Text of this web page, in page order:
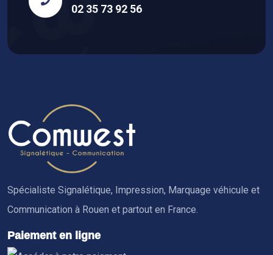
02 35 73 92 56
Spécialiste Signalétique, Impression, Marquage véhicule et
Communication à Rouen et partout en France.
Paiement en ligne